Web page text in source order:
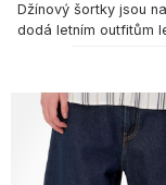
Džínový šortky jsou
dodá letním outfitům
jedinečný rockerský
šortky jsou ideální
a vyberte si stylové
Selectshopu!
Džínové šortky -